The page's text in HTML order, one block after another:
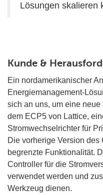
Lösungen skalieren
Kunde &
Ein nordamerikanischer
Energiemanagement-
sich an uns, um eine
dem ECP5 von Lattice,
Stromwechselrichter für
Die vorherige Version
begrenzte Funktionalität.
Controller für die
verwendet werden und
Werkzeug dienen.